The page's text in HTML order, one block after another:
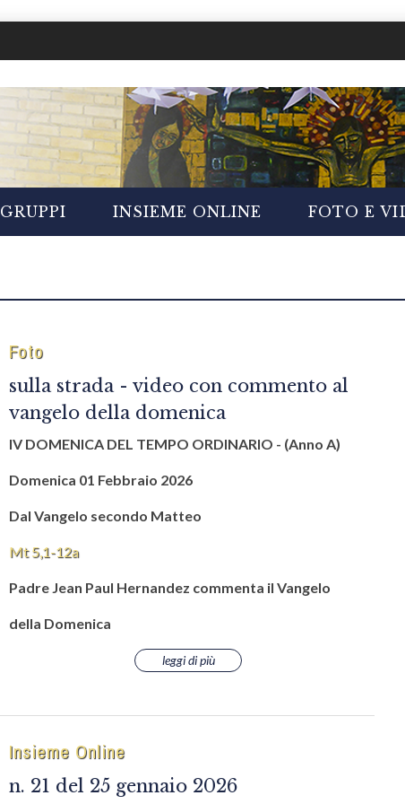
GRUPPI INSIEME ONLINE FOTO E
Foto
sulla strada - video con commento al
vangelo della domenica
IV DOMENICA DEL TEMPO ORDINARIO - (Anno A)
Domenica 01 Febbraio 2026
Dal Vangelo secondo Matteo
Mt 5,1-12a
Padre Jean Paul Hernandez commenta il Vangelo
della Domenica
leggi di più
Insieme Online
n. 21 del 25 gennaio 2026